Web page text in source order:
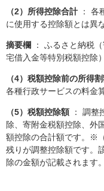
（2）所得控除合計 ： 各
に使用する控除額とは異
摘要欄 ： ふるさと納税（
宅借入金等特別税額控除
（4）税額控除前の所得
各種行政サービスの料金
（5）税額控除額： 調整
除、寄附金税額控除、外
額控除の合計額です。※
残りが調整控除額です。
除の金額が記載されます。